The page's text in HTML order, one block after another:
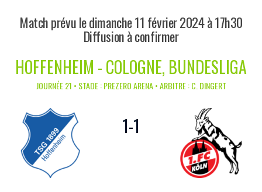
Match prévu le dimanche 11 février 2024 à 17h30
Diffusion à confirmer
HOFFENHEIM - COLOGNE, BUNDESLIGA
JOURNÉE 21 • STADE : PREZERO ARENA • ARBITRE : C. DINGERT
1-1